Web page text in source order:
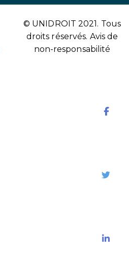
© UNIDROIT 2021. Tous
droits réservés. Avis de
non-responsabilité